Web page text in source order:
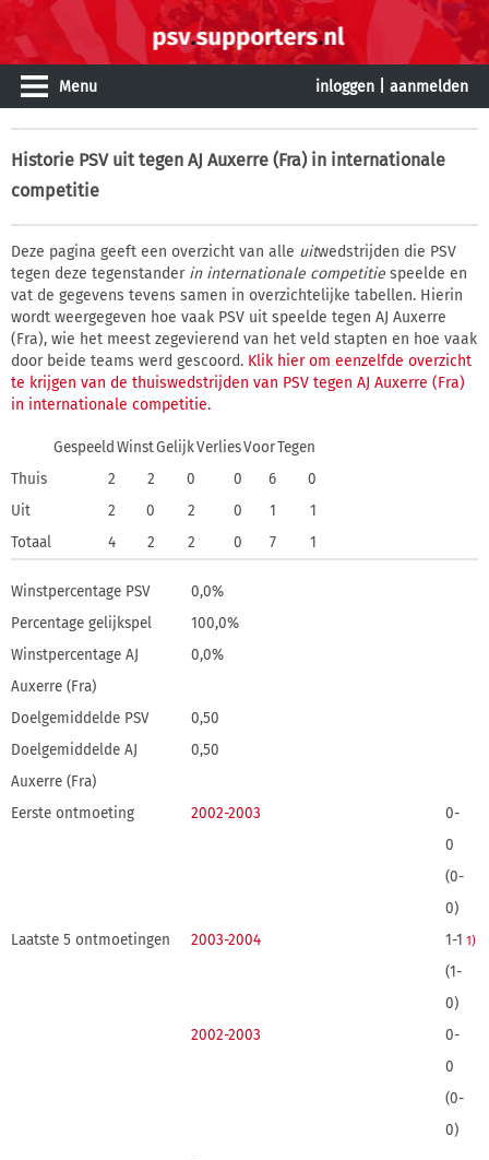
Menu inloggen aanmelden
Historie PSV uit tegen AJ Auxerre (Fra) in internationale
competitie
Deze pagina geeft een overzicht van alle uitwedstrijden die PSV
tegen deze tegenstander in internationale competitie speelde en
vat de gegevens tevens samen in overzichtelijke tabellen. Hierin
wordt weergegeven hoe vaak PSV uit speelde tegen AJ Auxerre
(Fra), wie het meest zegevierend van het veld stapten en hoe vaak
door beide teams werd gescoord. Klik hier om eenzelfde overzicht
te krijgen van de thuiswedstrijden van PSV tegen AJ Auxerre (Fra)
in internationale competitie.
Gespeeld WinstGelijkVerliesVoorTegen
Thuis
2 2 0 0 6
0
Uit
2 0 2 0 1
1
Totaal
4 2 2 0 7 1
Winstpercentage PSV
0,0%
Percentage gelijkspel
100,0%
Winstpercentage AJ
Auxerre (Fra)
0,0%
Doelgemiddelde PSV
0,50
Doelgemiddelde AJ
Auxerre (Fra)
0,50
Eerste ontmoeting 2002-2003
0-
0
(0-
0)
Laatste 5 ontmoetingen
2003-2004
1-1
(1-
0)
1)
2002-2003
0-
0
(0-
0)